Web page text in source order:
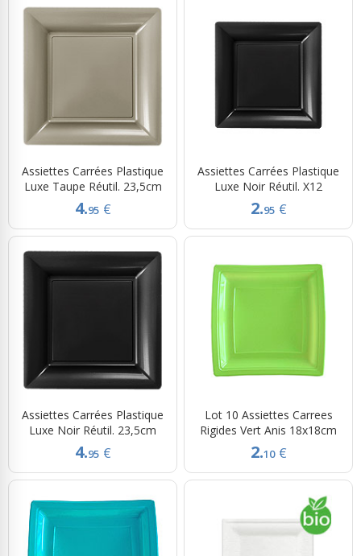
Assiettes Carrées Plastique
Luxe Taupe Réutil. 23,5cm
4.95 €
Assiettes Carrées Plastique
Luxe Noir Réutil. X12
2.95 €
Assiettes Carrées Plastique
Luxe Noir Réutil. 23,5cm
4.95 €
Lot 10 Assiettes Carrees
Rigides Vert Anis 18x18cm
2.10 €